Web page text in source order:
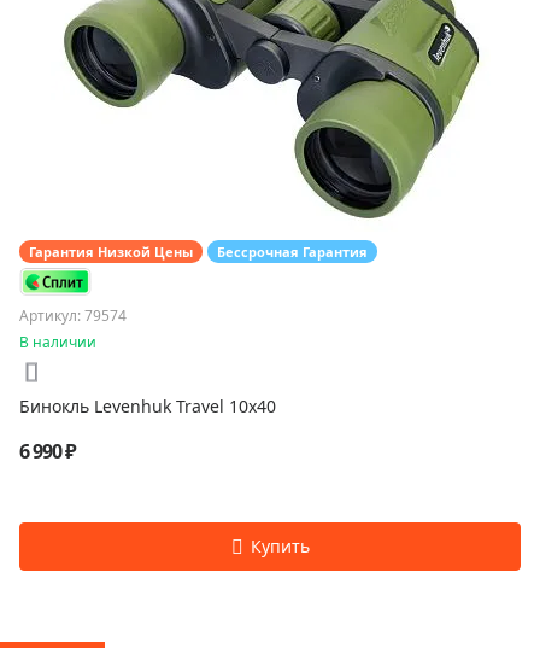
Гарантия Низкой Цены Бессрочная Гарантия
Артикул: 79574
В наличии
Бинокль Levenhuk Travel 10x40
6 990 ₽